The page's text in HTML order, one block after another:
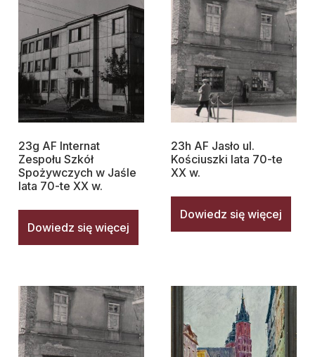
23g AF Internat
Zespołu Szkół
Spożywczych w Jaśle
lata 70-te XX w.
Dowiedz się więcej
23h AF Jasło ul.
Kościuszki lata 70-te
XX w.
Dowiedz się więcej